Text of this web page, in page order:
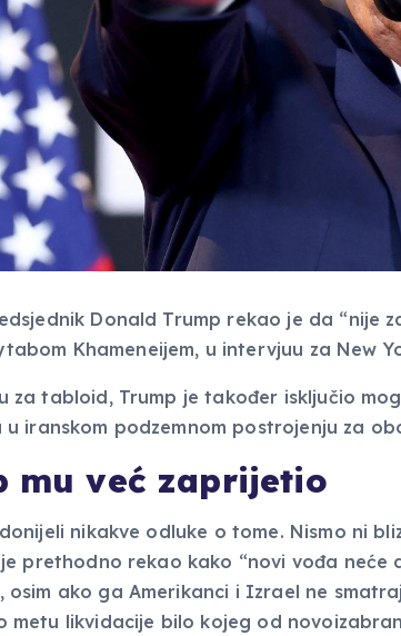
Donald Trump rekao je da “nije
Khameneijem, u intervjuu za New
za tabloid, Trump je također isključio
u iranskom podzemnom postrojenju za
mu već zaprijetio
nikakve odluke o tome. Nismo ni
je prethodno rekao kako “novi vođa
osim ako ga Amerikanci i Izrael ne
metu likvidacije bilo kojeg od